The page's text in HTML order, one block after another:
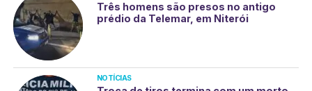
Três homens são presos no antigo
prédio da Telemar, em Niterói
NOTÍCIAS